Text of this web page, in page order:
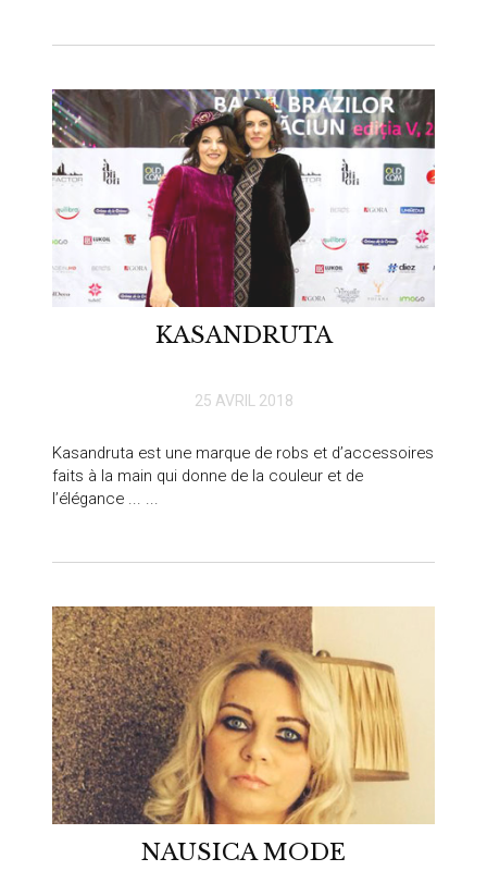
KASANDRUTA
25 AVRIL 2018
Kasandruta est une marque de robs et d’accessoires
faits à la main qui donne de la couleur et de
l’élégance ... ...
NAUSICA MODE